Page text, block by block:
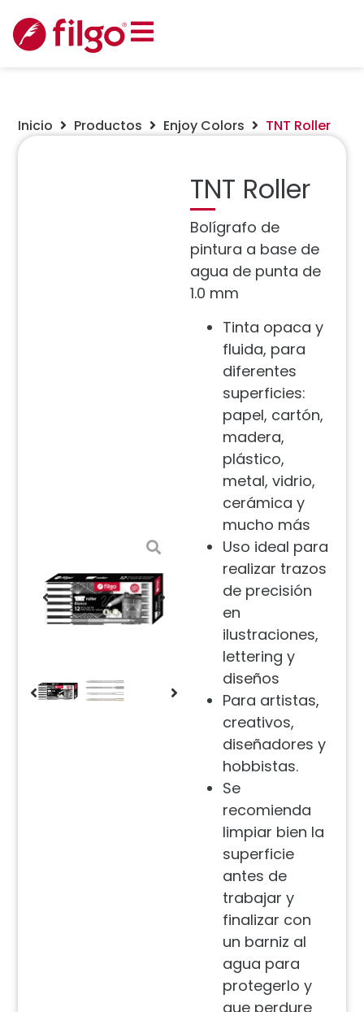
Inicio Productos Enjoy Colors TNT Roller
TNT Roller
Bolígrafo de
pintura a base de
agua de punta de
1.0 mm
Tinta opaca y
fluida, para
diferentes
superficies:
papel, cartón,
madera,
plástico,
metal, vidrio,
cerámica y
mucho más
Uso ideal para
realizar trazos
de precisión
en
ilustraciones,
lettering y
diseños
Para artistas,
creativos,
diseñadores y
hobbistas.
Se
recomienda
limpiar bien la
superficie
antes de
trabajar y
finalizar con
un barniz al
agua para
protegerlo y
que perdure